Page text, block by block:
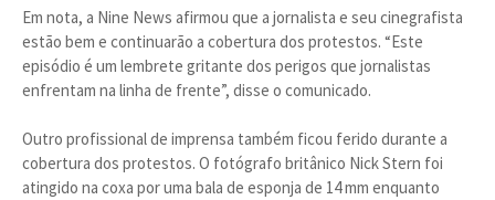
Em nota, a Nine News afirmou que a jornalista e seu cinegrafista
estão bem e continuarão a cobertura dos protestos. “Este
episódio é um lembrete gritante dos perigos que jornalistas
enfrentam na linha de frente”, disse o comunicado.
Outro profissional de imprensa também ficou ferido durante a
cobertura dos protestos. O fotógrafo britânico Nick Stern foi
atingido na coxa por uma bala de esponja de 14 mm enquanto